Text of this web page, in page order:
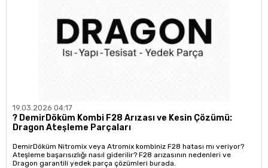
19.03.2026 04:17
?️ DemirDöküm Kombi F28 Arızası ve Kesin Çözümü:
Dragon Ateşleme Parçaları
DemirDöküm Nitromix veya Atromix kombiniz F28 hatası mı veriyor?
Ateşleme başarısızlığı nasıl giderilir? F28 arızasının nedenleri ve
Dragon garantili yedek parça çözümleri burada.